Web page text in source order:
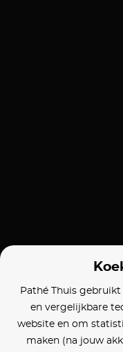
Pathé Thuis
en vergelijkbare
website en om
maken (na jouw